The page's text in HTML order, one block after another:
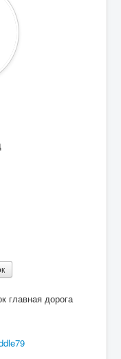
главная дорога